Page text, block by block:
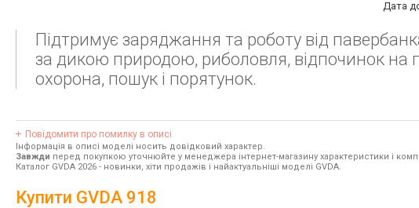
Дата
Підтримує заряджання та роботу від
за дикою природою, риболовля, відпочинок на
охорона, пошук і порятунок.
Повідомити про помилку в описі
Інформація в описі моделі носить довідковий характер.
Завжди перед покупкою уточнюйте у менеджера інтернет-магазину характеристики і
Каталог GVDA 2026 - новинки, хіти продажів і найактуальніші моделі GVDA.
Купити GVDA 918